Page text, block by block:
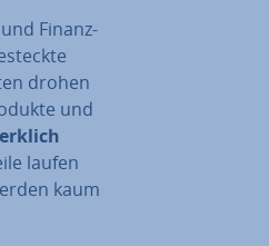
Fi­nanz­
drohen
und
laufen
kaum